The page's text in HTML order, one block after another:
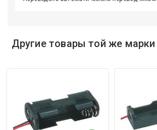
Описание искусственного интеллектаДругие товары той же марки